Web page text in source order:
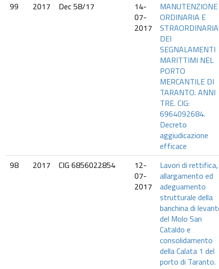
99
2017 Dec 58/17
14-
07-
2017
MANUTENZIONE
ORDINARIA E
STRAORDINARIA
DEI
SEGNALAMENTI
MARITTIMI NEL
PORTO
MERCANTILE DI
TARANTO. ANNI
TRE. CIG:
6964092684.
Decreto
aggiudicazione
efficace
98
2017 CIG 6856022854
12-
07-
2017
Lavori di rettifica,
allargamento ed
adeguamento
strutturale della
banchina di
del Molo San
Cataldo e
consolidamento
della Calata 1 del
porto di Taranto.